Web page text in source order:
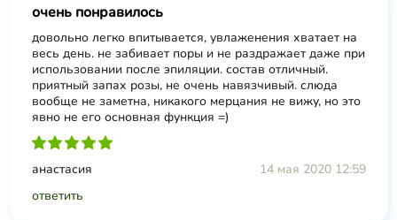
очень понравилось
довольно легко впитывается, увлаженения хватает на
весь день. не забивает поры и не раздражает даже при
использовании после эпиляции. состав отличный.
приятный запах розы, не очень навязчивый. слюда
вообще не заметна, никакого мерцания не вижу, но это
явно не его основная функция =)
анастасия
14 мая 2020 12:59
ответить